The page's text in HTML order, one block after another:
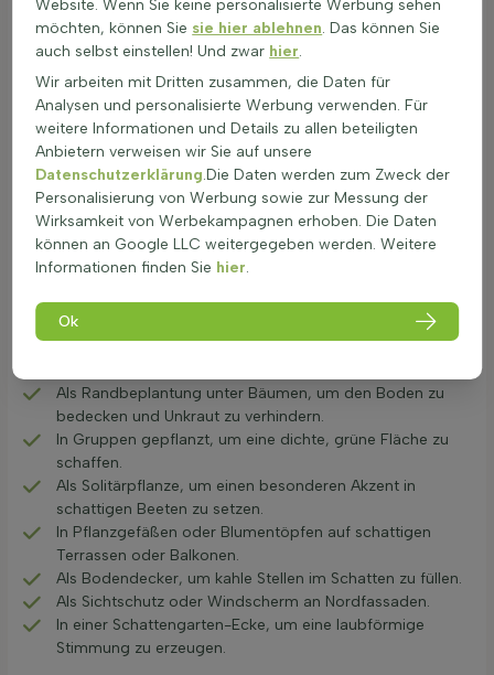
sind in der Regel ungiftig und sicher für Gärten mit Kindern
und Haustieren. Sie tragen zur Biodiversität bei, indem sie
schattigen Bereichen zu gedeihen, macht sie zu wertvollen
Strukturpflanzen in schattigen Beeten. Sie schaffen eine grüne
Deckung im Schatten und sind pflegeleicht.
Schattenverträgliche Pflanzen sind eine Bereicherung für
jeden Garten.
Anwendung unter Bäumen oder an
Nordfassaden
Schatten Blattpflanzen sind ideal für schattige
dunkle Ecken. Sie sind pflegeleicht und bieten grünen Glanz,
auch ohne viel Sonne. Hier sind einige Anwendungen für
Als Randbeplantung unter Bäumen, um den Boden zu
bedecken und Unkraut zu verhindern.
In Gruppen gepflanzt, um eine dichte, grüne Fläche zu
schaffen.
Als Solitärpflanze, um einen besonderen Akzent in
schattigen Beeten zu setzen.
In Pflanzgefäßen oder Blumentöpfen auf schattigen
Terrassen oder Balkonen.
Als Bodendecker, um kahle Stellen im Schatten zu füllen.
Als Sichtschutz oder Windscherm an Nordfassaden.
In einer Schattengarten-Ecke, um eine laubförmige
Stimmung zu erzeugen.
Website. Wenn Sie keine personalisierte Werbung sehen
möchten, können Sie sie hier ablehnen. Das können Sie
auch selbst einstellen! Und zwar hier.
Wir arbeiten mit Dritten zusammen, die Daten für
Analysen und personalisierte Werbung verwenden. Für
weitere Informationen und Details zu allen beteiligten
Anbietern verweisen wir Sie auf unsere
Datenschutzerklärung.Die Daten werden zum Zweck der
Personalisierung von Werbung sowie zur Messung der
Wirksamkeit von Werbekampagnen erhoben. Die Daten
können an Google LLC weitergegeben werden. Weitere
Informationen finden Sie hier.
Ok